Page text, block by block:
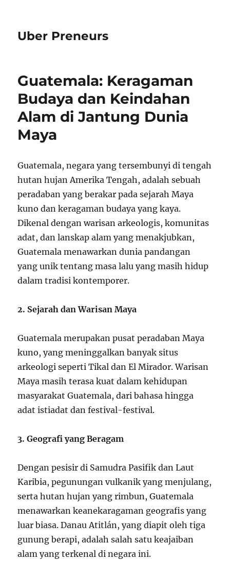
Uber Preneurs
Guatemala: Keragaman
Budaya dan Keindahan
Alam di Jantung Dunia
Maya
Guatemala, negara yang tersembunyi di tengah
hutan hujan Amerika Tengah, adalah sebuah
peradaban yang berakar pada sejarah Maya
kuno dan keragaman budaya yang kaya.
Dikenal dengan warisan arkeologis, komunitas
adat, dan lanskap alam yang menakjubkan,
Guatemala menawarkan dunia pandangan
yang unik tentang masa lalu yang masih hidup
dalam tradisi kontemporer.
2. Sejarah dan Warisan Maya
Guatemala merupakan pusat peradaban Maya
kuno, yang meninggalkan banyak situs
arkeologi seperti Tikal dan El Mirador. Warisan
Maya masih terasa kuat dalam kehidupan
masyarakat Guatemala, dari bahasa hingga
adat istiadat dan festival-festival.
3. Geografi yang Beragam
Dengan pesisir di Samudra Pasifik dan Laut
Karibia, pegunungan vulkanik yang menjulang,
serta hutan hujan yang rimbun, Guatemala
menawarkan keanekaragaman geografis yang
luar biasa. Danau Atitlán, yang diapit oleh tiga
gunung berapi, adalah salah satu keajaiban
alam yang terkenal di negara ini.